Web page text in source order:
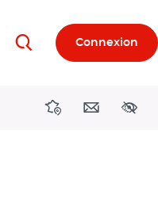
RechercherConnexion
DirectionsContact